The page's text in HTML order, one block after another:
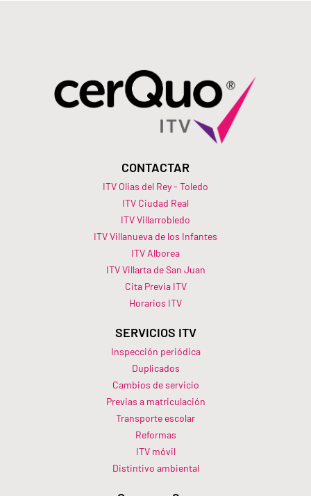
CONTACTAR
ITV Olias del Rey - Toledo
ITV Ciudad Real
ITV Villarrobledo
ITV Villanueva de los Infantes
ITV Alborea
ITV Villarta de San Juan
Cita Previa ITV
Horarios ITV​
SERVICIOS ITV
Inspección periódica
Duplicados
Cambios de servicio
Previas a matriculación
Transporte escolar
Reformas
ITV móvil
Distintivo ambiental